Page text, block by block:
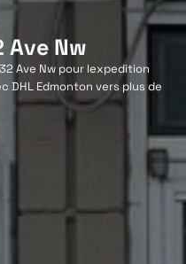
Ave Nw
Ave Nw pour lexpedition
DHL Edmonton vers plus de